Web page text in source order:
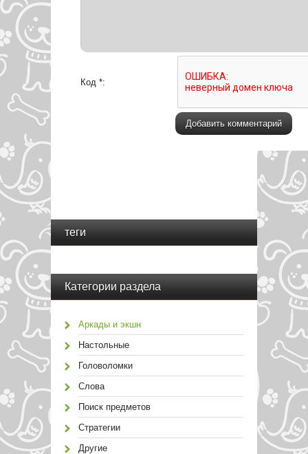
Код *:
теги
Категории раздела
Аркады и экшн
Настольные
Головоломки
Слова
Поиск предметов
Стратегии
Другие